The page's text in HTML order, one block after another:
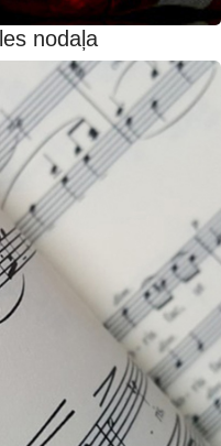
nodaļa